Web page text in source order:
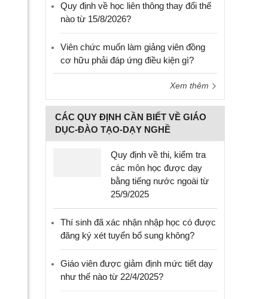
Quy định về học liên thông thay đổi thế
nào từ 15/8/2026?
Viên chức muốn làm giảng viên đồng
cơ hữu phải đáp ứng điều kiện gì?
Xem thêm
CÁC QUY ĐỊNH CẦN BIẾT VỀ GIÁO
DỤC-ĐÀO TẠO-DẠY NGHỀ
Quy định về thi, kiểm tra
các môn học được dạy
bằng tiếng nước ngoài từ
25/9/2025
Thí sinh đã xác nhận nhập học có được
đăng ký xét tuyển bổ sung không?
Giáo viên được giảm định mức tiết dạy
như thế nào từ 22/4/2025?